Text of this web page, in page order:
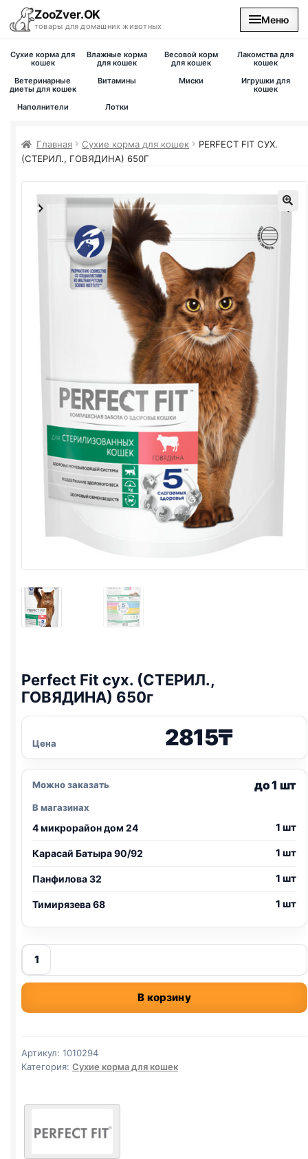
ZooZver.OK
товары для домашних животных
Меню
На главную
Сухие корма для
кошек
Влажные корма
для кошек
Весовой корм
для кошек
Лакомства для
кошек
Ветеринарные
диеты для кошек
Витамины Миски
Игрушки для
кошек
Наполнители
Лотки
Главная Сухие корма для кошек
PERFECT FIT СУХ.
(СТЕРИЛ., ГОВЯДИНА) 650Г
Perfect Fit сух. (СТЕРИЛ.,
ГОВЯДИНА) 650г
Цена 2815₸
Можно заказать до 1 шт
В магазинах
4 микрорайон дом 24 1 шт
Карасай Батыра 90/92 1 шт
Панфилова 32 1 шт
Тимирязева 68 1 шт
Количество
товара
Perfect
сух.
ГОВЯДИНА)
650г
В корзину
Артикул: 1010294
Категория: Сухие корма для кошек